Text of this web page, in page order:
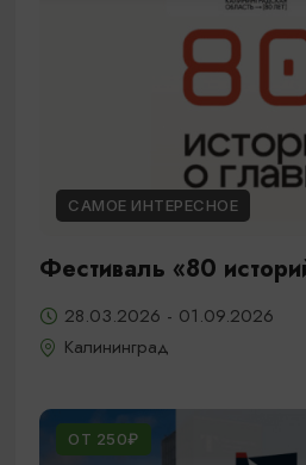
САМОЕ ИНТЕРЕСНОЕ
Фестиваль «80
28.03.2026 - 01.09.2026
Калининград
ОТ 250₽